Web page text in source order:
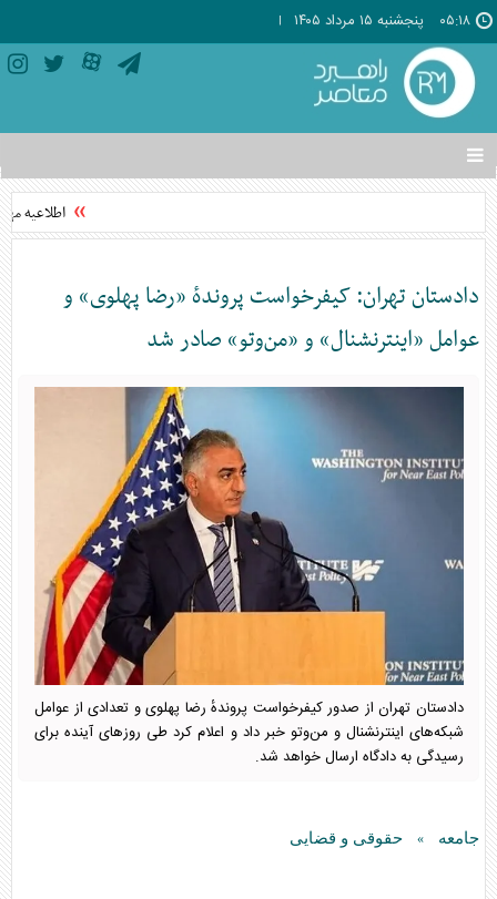
۰۵:۱۸ پنجشنبه ۱۵ مرداد ۱۴۰۵
تغییر
وضعیت
منوی
ها
اطلاعیه
دادستان تهران: کیفرخواست پروندهٔ «رضا پهلوی» و
عوامل «اینترنشنال» و «من‌وتو» صادر شد
دادستان تهران از صدور کیفرخواست پروندهٔ رضا پهلوی و تعدادی از عوامل
شبکه‌های اینترنشنال و من‌وتو خبر داد و اعلام کرد طی روز‌های آینده برای
رسیدگی به دادگاه ارسال خواهد شد.
جامعه » حقوقی و قضایی